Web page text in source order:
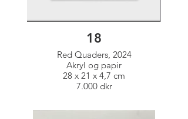
18
Red Quaders, 2024
Akryl og papir
28 x 21 x 4,7 cm
7.000 dkr